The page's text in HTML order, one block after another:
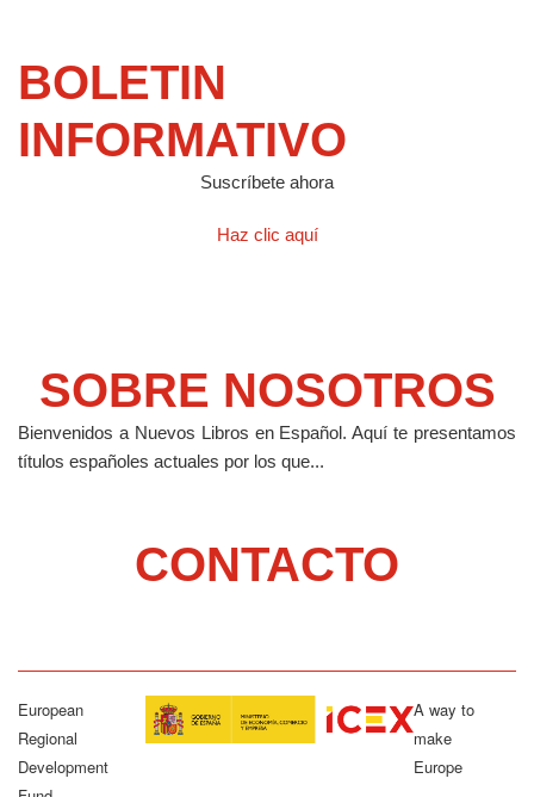
BOLETIN
INFORMATIVO
Suscríbete ahora
Haz clic aquí
SOBRE NOSOTROS
Bienvenidos a Nuevos Libros en Español.Aquí te presentamos
títulos españoles actuales por los que...
CONTACTO
European
Regional
Development
A way to
make
Europe